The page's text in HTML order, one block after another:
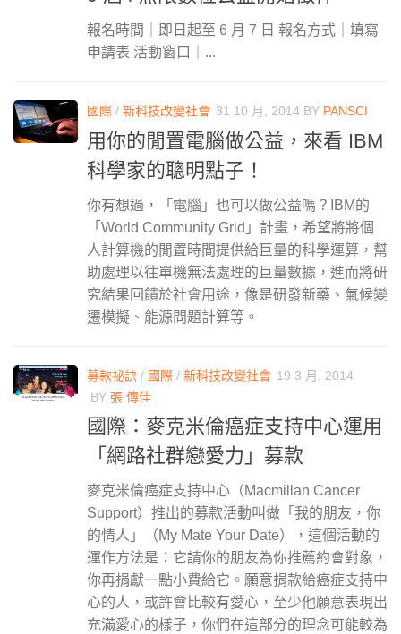
報名時間｜即日起至 6 月 7 日 報名方式｜填寫
申請表 活動窗口｜...
國際 / 新科技改變社會 31 10 月, 2014 BY PANSCI
用你的閒置電腦做公益，來看 IBM
科學家的聰明點子！
你有想過，「電腦」也可以做公益嗎？IBM的
「World Community Grid」計畫，希望將將個
人計算機的閒置時間提供給巨量的科學運算，幫
助處理以往單機無法處理的巨量數據，進而將研
究結果回饋於社會用途，像是研發新藥、氣候變
遷模擬、能源問題計算等。
募款祕訣 / 國際 / 新科技改變社會 19 3 月, 2014
BY 張 傳佳
國際：麥克米倫癌症支持中心運用
「網路社群戀愛力」募款
麥克米倫癌症支持中心（Macmillan Cancer
Support）推出的募款活動叫做「我的朋友，你
的情人」（My Mate Your Date），這個活動的
運作方法是：它請你的朋友為你推薦約會對象，
你再捐獻一點小費給它。願意捐款給癌症支持中
心的人，或許會比較有愛心，至少他願意表現出
充滿愛心的樣子，你們在這部分的理念可能較為